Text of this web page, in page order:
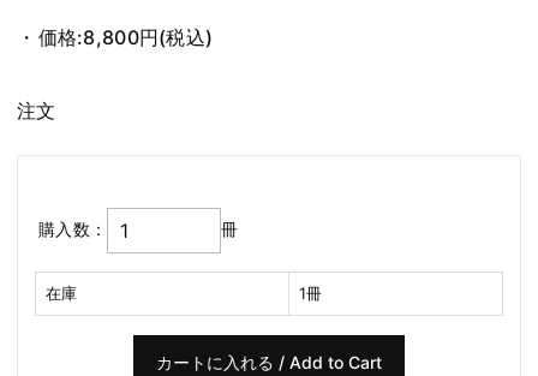
価格:8,800円(税込)
注文
購入数： 冊
在庫 1冊